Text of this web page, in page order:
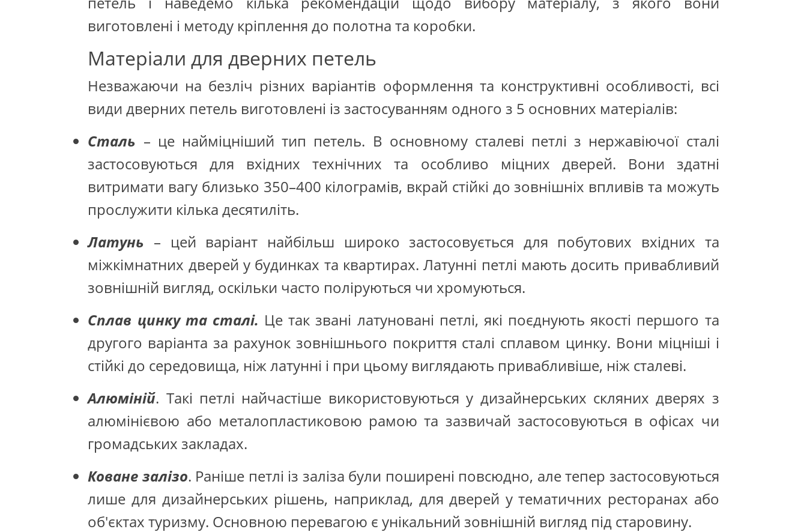
виготовлені і методу кріплення до полотна та коробки.
Матеріали для дверних петель
Незважаючи на безліч різних варіантів оформлення та конструктивні особливості, всі
види дверних петель виготовлені із застосуванням одного з 5 основних матеріалів:
Сталь – це найміцніший тип петель. В основному сталеві петлі з нержавіючої сталі
застосовуються для вхідних технічних та особливо міцних дверей. Вони здатні
витримати вагу близько 350–400 кілограмів, вкрай стійкі до зовнішніх впливів та можуть
прослужити кілька десятиліть.
Латунь – цей варіант найбільш широко застосовується для побутових вхідних та
міжкімнатних дверей у будинках та квартирах. Латунні петлі мають досить привабливий
зовнішній вигляд, оскільки часто поліруються чи хромуються.
Сплав цинку та сталі. Це так звані латуновані петлі, які поєднують якості першого та
другого варіанта за рахунок зовнішнього покриття сталі сплавом цинку. Вони міцніші і
стійкі до середовища, ніж латунні і при цьому виглядають привабливіше, ніж сталеві.
Алюміній. Такі петлі найчастіше використовуються у дизайнерських скляних дверях з
алюмінієвою або металопластиковою рамою та зазвичай застосовуються в офісах чи
громадських закладах.
Коване залізо. Раніше петлі із заліза були поширені повсюдно, але тепер застосовуються
лише для дизайнерських рішень, наприклад, для дверей у тематичних ресторанах або
об'єктах туризму. Основною перевагою є унікальний зовнішній вигляд під старовину.